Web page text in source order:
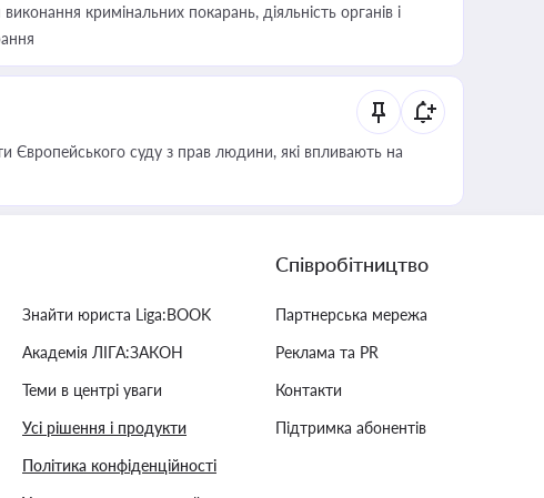
кримінальних покарань, діяльність органів і
Європейського суду з прав людини, які впливають на
Знайти юриста Liga:BOOK
Академія ЛІГА:ЗАКОН
Теми в центрі уваги
Усі рішення і продукти
Політика конфіденційності
Співробітництво
Партнерська мережа
Реклама та PR
Контакти
Підтримка абонентів